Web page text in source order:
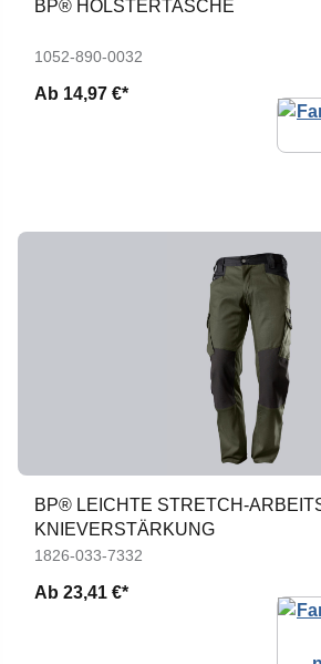
BP® HOLSTERTASCHE
1052-890-0032
Ab 14,97 €*
BP® LEICHTE STRETCH-
KNIEVERSTÄRKUNG
1826-033-7332
Ab 23,41 €*